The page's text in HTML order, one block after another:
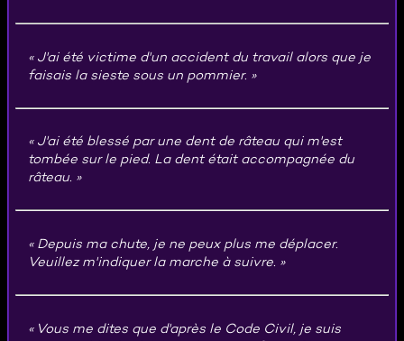
J'ai été victime d'un accident du travail alors que je
faisais la sieste sous un pommier.
J'ai été blessé par une dent de râteau qui m'est
tombée sur le pied. La dent était accompagnée du
râteau.
Depuis ma chute, je ne peux plus me déplacer.
Veuillez m'indiquer la marche à suivre.
Vous me dites que d'après le Code Civil, je suis